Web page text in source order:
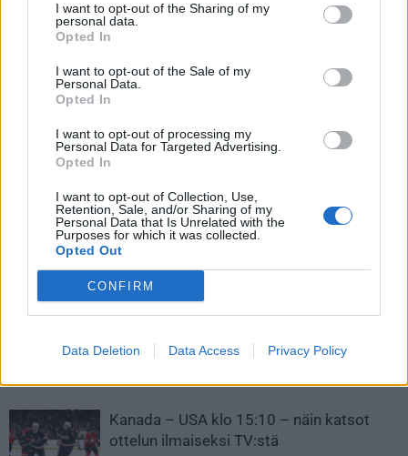
I want to opt-out of the Sharing of my
personal data.
Opted In
I want to opt-out of the Sale of my
Personal Data.
Opted In
I want to opt-out of processing my
Personal Data for Targeted Advertising.
Opted In
I want to opt-out of Collection, Use,
Retention, Sale, and/or Sharing of my
Personal Data that Is Unrelated with the
Purposes for which it was collected.
Opted Out
CONFIRM
Data Deletion Data Access Privacy Policy
Edellinen artikkeli
Lasse Kukkoselle odotettu
Raksilan kattoon!
Seuraava artikkeli
hurjassa iskussa
LIITTYVÄT ARTIKKELIT LISÄÄ TEKIJÄLTÄ
Leijonat julkisti ketjut Sveitsi-peliin –
Aleksander Barkov tekee paluun
kaukaloon
divisioonassa – sai samasta tilanteesta
Kanada – USA klo 15:10 – näin katsot
ottelun ilmaiseksi TV:stä